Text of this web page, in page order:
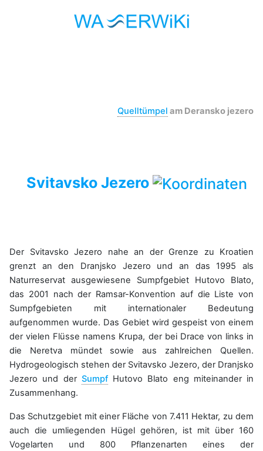
Quelltümpel am Deransko jezero
Svitavsko Jezero
Der Svitavsko Jezero nahe an der Grenze zu Kroatien
grenzt an den Dranjsko Jezero und an das 1995 als
Naturreservat ausgewiesene Sumpfgebiet Hutovo Blato,
das 2001 nach der Ramsar-Konvention auf die Liste von
Sumpfgebieten mit internationaler Bedeutung
aufgenommen wurde. Das Gebiet wird gespeist von einem
der vielen Flüsse namens Krupa, der bei Drace von links in
die Neretva mündet sowie aus zahlreichen Quellen.
Hydrogeologisch stehen der Svitavsko Jezero, der Dranjsko
Jezero und der SumpfHutovo Blato eng miteinander in
Zusammenhang.
Das Schutzgebiet mit einer Fläche von 7.411 Hektar, zu dem
auch die umliegenden Hügel gehören, ist mit über 160
Vogelarten und 800 Pflanzenarten eines der